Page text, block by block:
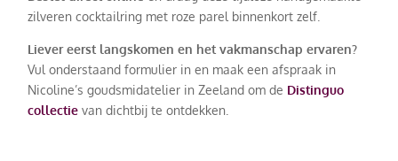
zilveren cocktailring met roze parel binnenkort zelf.
Liever eerst langskomen en het vakmanschap ervaren?
Vul onderstaand formulier in en maak een afspraak in
Nicoline’s goudsmidatelier in Zeeland om de Distinguo
collectie van dichtbij te ontdekken.